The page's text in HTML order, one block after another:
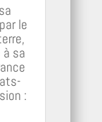
le
sa
: